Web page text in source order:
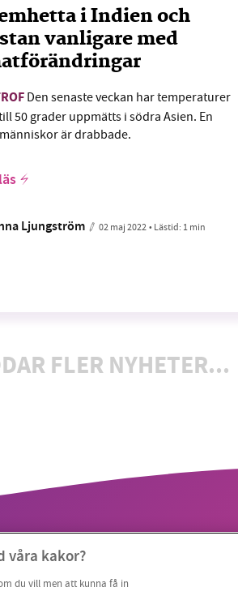
i Indien och
vanligare med
Den senaste veckan har temperaturer
50 grader uppmätts i södra Asien. En
är drabbade.
Ljungström 02 maj 2022 • Lästid: 1 min
FLER NYHETER...
våra kakor?
du vill men att kunna få in